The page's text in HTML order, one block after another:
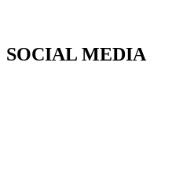
SOCIAL MEDIA